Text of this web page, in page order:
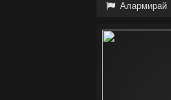
Алармирай